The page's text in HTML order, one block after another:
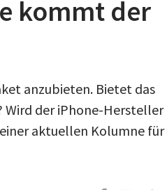
kommt der
anzubieten. Bietet das
Wird der iPhone-Hersteller
aktuellen Kolumne für